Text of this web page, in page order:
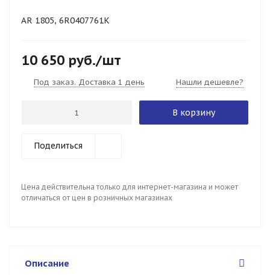
AR 1805, 6R0407761K
10 650 руб./шт
Под заказ. Доставка 1 день Нашли дешевле?
В корзину
Поделиться
Цена действительна только для интернет-магазина и может
отличаться от цен в розничных магазинах
Описание